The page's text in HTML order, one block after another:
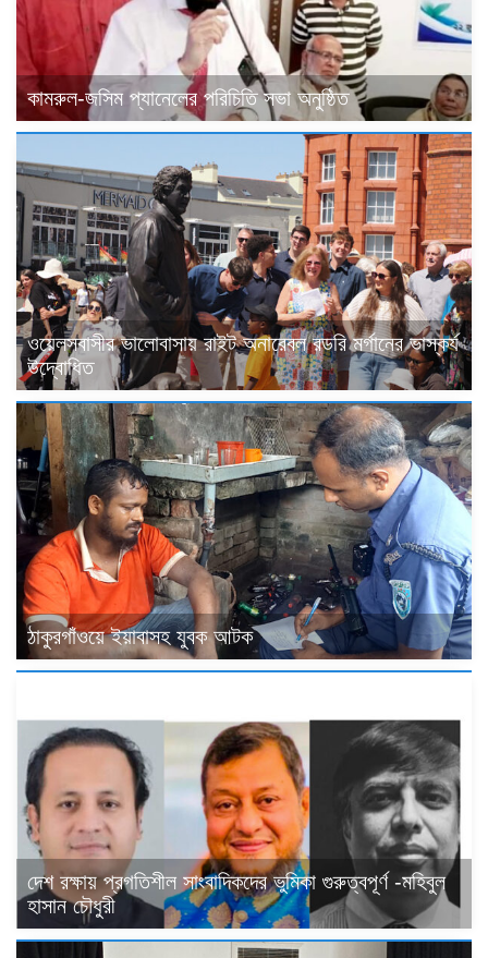
কামরুল-জসিম প্যানেলের পরিচিতি সভা অনুষ্ঠিত
ওয়েলসবাসীর ভালোবাসায় রাইট অনারেবল রডরি মর্গানের ভাস্কর্য
উদ্বোধিত
ঠাকুরগাঁওয়ে ইয়াবাসহ যুবক আটক
দেশ রক্ষায় প্রগতিশীল সাংবাদিকদের ভুমিকা গুরুত্বপূর্ণ -মহিবুল
হাসান চৌধুরী